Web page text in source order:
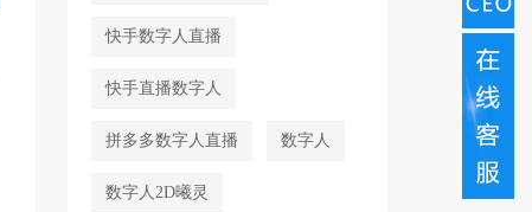
快手数字人直播
快手直播数字人
拼多多数字人直播 数字人
数字人2D曦灵